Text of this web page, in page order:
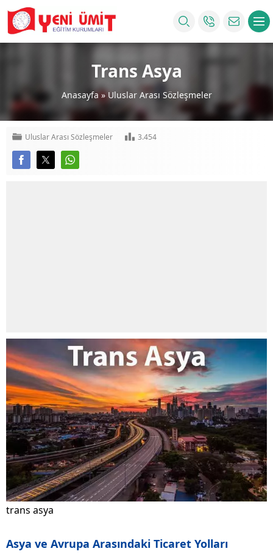
Trans Asya
Anasayfa »Uluslar Arası Sözleşmeler
Uluslar Arası Sözleşmeler 3.454
trans asya
Asya ve Avrupa Arasındaki Ticaret Yolları